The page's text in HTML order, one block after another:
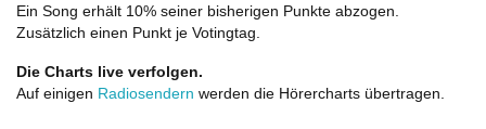
Ein Song erhält 10% seiner bisherigen Punkte abzogen.
Zusätzlich einen Punkt je Votingtag.
Die Charts live verfolgen.
Auf einigen Radiosendern werden die Hörercharts übertragen.